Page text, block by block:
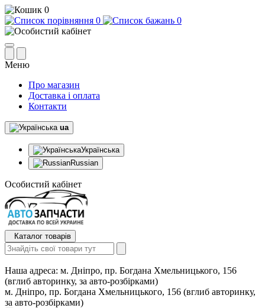
0
0
0
Меню
Про магазин
Доставка і оплата
Контакти
ua
Українська
Russian
Особистий кабінет
Каталог товарів
Наша адреса: м. Дніпро, пр. Богдана Хмельницького, 156
(вглиб авторинку, за авто-розбірками)
м. Дніпро, пр. Богдана Хмельницького, 156 (вглиб авторинку,
за авто-розбірками)